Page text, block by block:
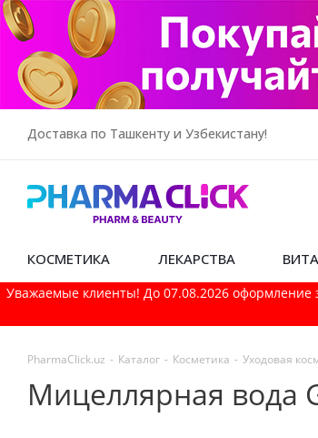
Доставка по Ташкенту и Узбекистану!
КОСМЕТИКА ЛЕКАРСТВА
Уважаемые клиенты! До 07.08.2026 оформление
PharmaСlick.uz - Каталог - Косметика - Уходовая
Мицеллярная вода